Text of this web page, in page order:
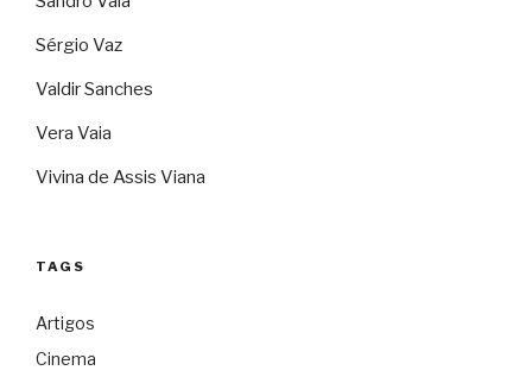
Sérgio Vaz
Valdir Sanches
Vera Vaia
Vivina de Assis Viana
TAGS
Artigos
Cinema